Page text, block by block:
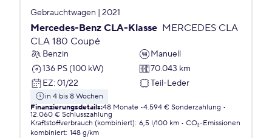
Gebrauchtwagen | 2021
Mercedes-Benz CLA-Klasse MERCEDES CLA
CLA 180 Coupé
Benzin
Manuell
136 PS (100 kW)
70.043 km
EZ: 01/22 Teil-Leder
in 4 bis 8 Wochen
Finanzierungsdetails:48 Monate 4.594 € Sonderzahlung
12.060 € Schlusszahlung
Kraftstoffverbrauch (kombiniert): 6,5 l/100 km
CO₂-Emissionen
kombiniert: 148 g/km